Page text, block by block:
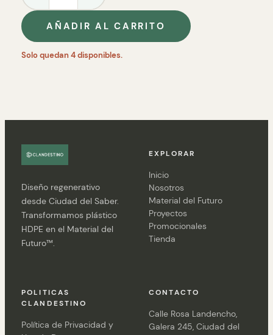
AÑADIR AL CARRITO
Solo quedan 4 disponibles.
Diseño regenerativo
desde Ciudad del Saber.
Transformamos plástico
HDPE en el Material del
Futuro™.
EXPLORAR
Inicio
Nosotros
Material del Futuro
Proyectos
Promocionales
Tienda
POLITICAS
CLANDESTINO
Política de Privacidad y
CONTACTO
Calle Rosa Landencho,
Galera 245, Ciudad del